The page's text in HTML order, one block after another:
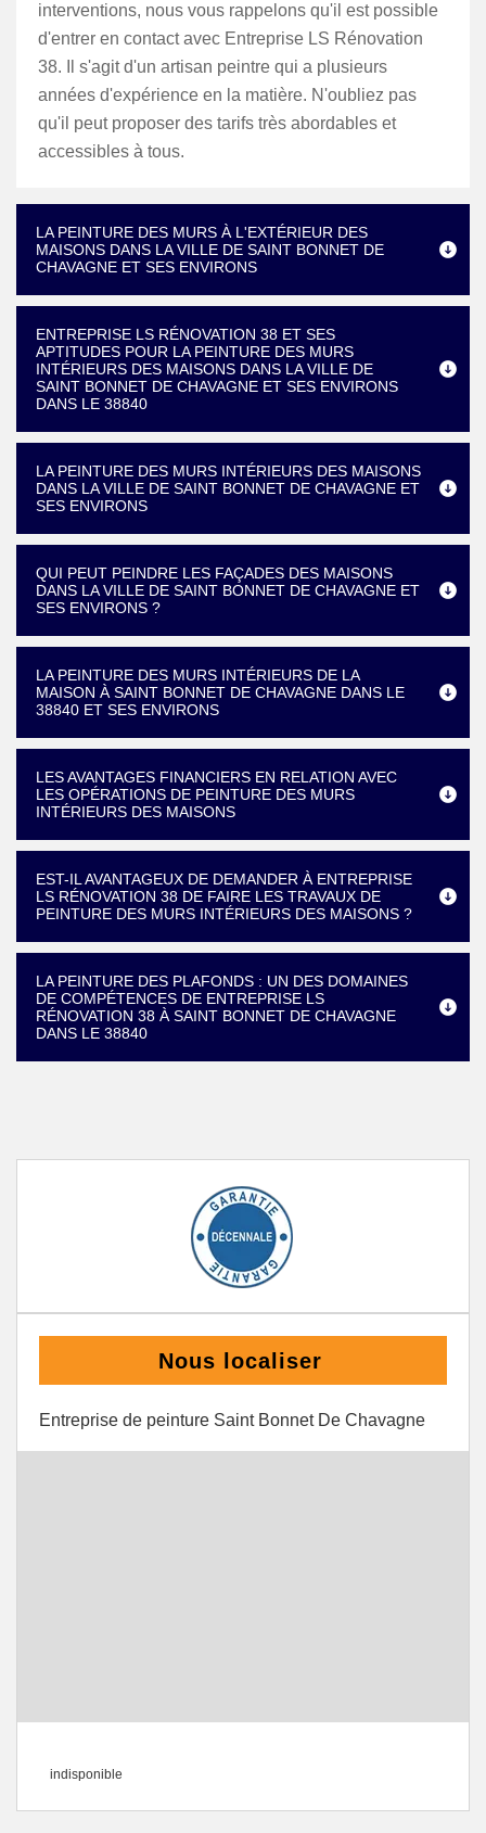
interventions, nous vous rappelons qu'il est possible
d'entrer en contact avec Entreprise LS Rénovation
38. Il s'agit d'un artisan peintre qui a plusieurs
années d'expérience en la matière. N'oubliez pas
qu'il peut proposer des tarifs très abordables et
accessibles à tous.
LA PEINTURE DES MURS À L'EXTÉRIEUR DES
MAISONS DANS LA VILLE DE SAINT BONNET DE
CHAVAGNE ET SES ENVIRONS
ENTREPRISE LS RÉNOVATION 38 ET SES
APTITUDES POUR LA PEINTURE DES MURS
INTÉRIEURS DES MAISONS DANS LA VILLE DE
SAINT BONNET DE CHAVAGNE ET SES ENVIRONS
DANS LE 38840
LA PEINTURE DES MURS INTÉRIEURS DES MAISONS
DANS LA VILLE DE SAINT BONNET DE CHAVAGNE ET
SES ENVIRONS
QUI PEUT PEINDRE LES FAÇADES DES MAISONS
DANS LA VILLE DE SAINT BONNET DE CHAVAGNE ET
SES ENVIRONS ?
LA PEINTURE DES MURS INTÉRIEURS DE LA
MAISON À SAINT BONNET DE CHAVAGNE DANS LE
38840 ET SES ENVIRONS
LES AVANTAGES FINANCIERS EN RELATION AVEC
LES OPÉRATIONS DE PEINTURE DES MURS
INTÉRIEURS DES MAISONS
EST-IL AVANTAGEUX DE DEMANDER À ENTREPRISE
LS RÉNOVATION 38 DE FAIRE LES TRAVAUX DE
PEINTURE DES MURS INTÉRIEURS DES MAISONS ?
LA PEINTURE DES PLAFONDS : UN DES DOMAINES
DE COMPÉTENCES DE ENTREPRISE LS
RÉNOVATION 38 À SAINT BONNET DE CHAVAGNE
DANS LE 38840
Nous localiser
Entreprise de peinture Saint Bonnet De Chavagne
indisponible